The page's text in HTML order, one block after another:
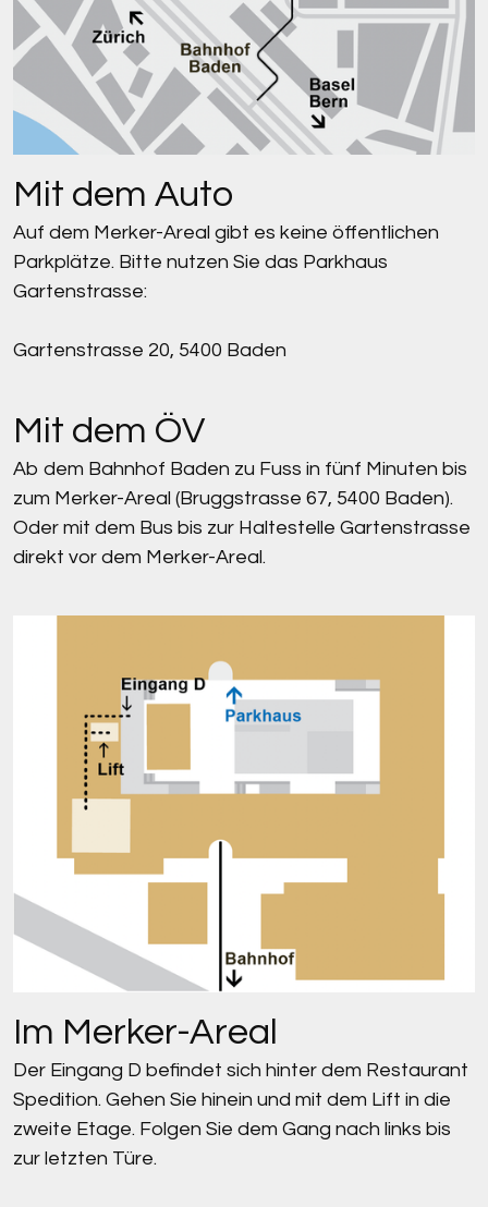
Mit dem Auto
Auf dem Merker-Areal gibt es keine öffentlichen
Parkplätze. Bitte nutzen Sie das Parkhaus
Gartenstrasse:
Gartenstrasse 20, 5400 Baden
Mit dem ÖV
Ab dem Bahnhof Baden zu Fuss in fünf Minuten bis
zum Merker-Areal (Bruggstrasse 67, 5400 Baden).
Oder mit dem Bus bis zur Haltestelle Gartenstrasse
direkt vor dem Merker-Areal.
Im Merker-Areal
Der Eingang D befindet sich hinter dem Restaurant
Spedition. Gehen Sie hinein und mit dem Lift in die
zweite Etage. Folgen Sie dem Gang nach links bis
zur letzten Türe.